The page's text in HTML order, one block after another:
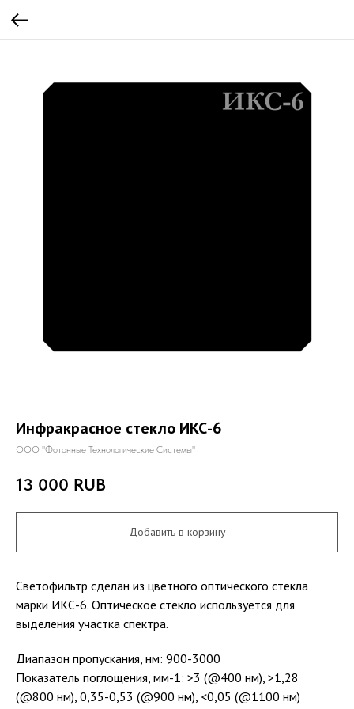
Инфракрасное стекло ИКС-6
ООО "Фотонные Технологические Системы"
13 000 RUB
Добавить в корзину
Светофильтр сделан из цветного оптического стекла
марки ИКС-6. Оптическое стекло используется для
выделения участка спектра.
Диапазон пропускания, нм: 900-3000
Показатель поглощения, мм-1: >3 (@400 нм), >1,28
(@800 нм), 0,35-0,53 (@900 нм), <0,05 (@1100 нм)